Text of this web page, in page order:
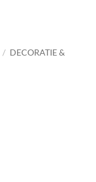
/ DECORATIE &